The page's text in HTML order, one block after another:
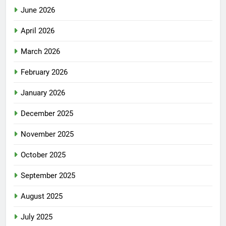
June 2026
April 2026
March 2026
February 2026
January 2026
December 2025
November 2025
October 2025
September 2025
August 2025
July 2025